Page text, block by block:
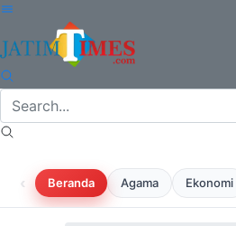
‹ Beranda Agama Ekonomi